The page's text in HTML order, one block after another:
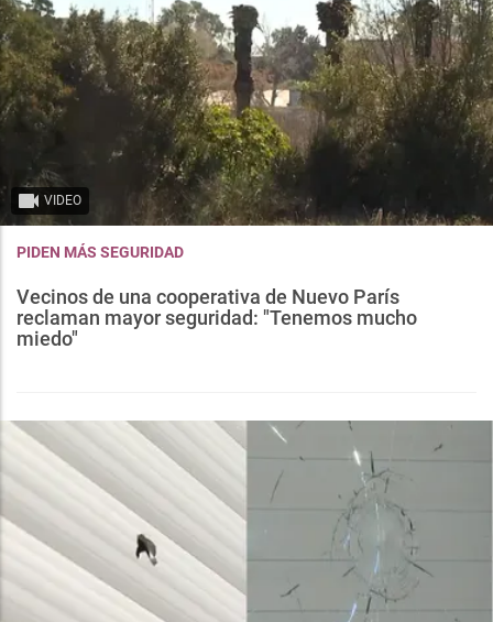
VIDEO
PIDEN MÁS SEGURIDAD
Vecinos de una cooperativa de Nuevo París
reclaman mayor seguridad: "Tenemos mucho
miedo"